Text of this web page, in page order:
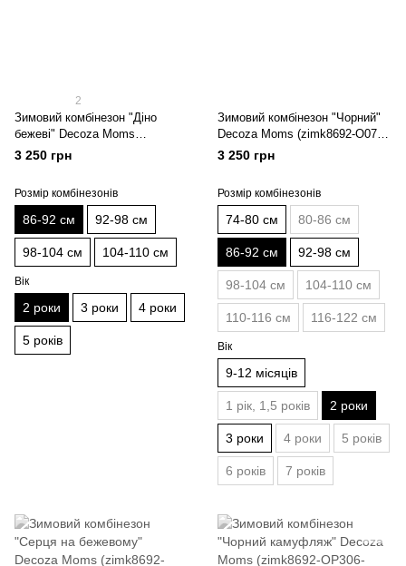
2
Зимовий комбінезон "Діно
бежеві" Decoza Moms
(zimk8692-OP029-pl07)
3 250 грн
Розмір комбінезонів
86-92 см 92-98 см
98-104 см 104-110 см
Вік
2 роки 3 роки 4 роки
5 років
Зимовий комбінезон "Чорний"
Decoza Moms (zimk8692-O072-
pl016) 86-92 см
3 250 грн
Розмір комбінезонів
74-80 см 80-86 см
86-92 см 92-98 см
98-104 см 104-110 см
110-116 см 116-122 см
Вік
9-12 місяців
1 рік, 1,5 років 2 роки
3 роки 4 роки 5 років
6 років 7 років